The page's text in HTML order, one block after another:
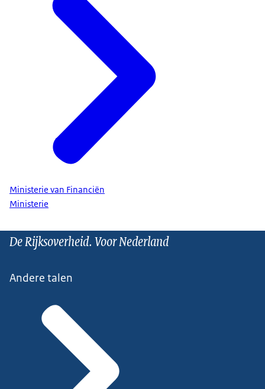
Ministerie van Financiën
Ministerie
De Rijksoverheid. Voor Nederland
Andere talen